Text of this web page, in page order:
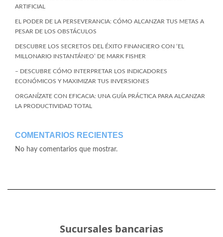
ARTIFICIAL
EL PODER DE LA PERSEVERANCIA: CÓMO ALCANZAR TUS METAS A
PESAR DE LOS OBSTÁCULOS
DESCUBRE LOS SECRETOS DEL ÉXITO FINANCIERO CON ‘EL
MILLONARIO INSTANTÁNEO’ DE MARK FISHER
– DESCUBRE CÓMO INTERPRETAR LOS INDICADORES
ECONÓMICOS Y MAXIMIZAR TUS INVERSIONES
ORGANÍZATE CON EFICACIA: UNA GUÍA PRÁCTICA PARA ALCANZAR
LA PRODUCTIVIDAD TOTAL
COMENTARIOS RECIENTES
No hay comentarios que mostrar.
Sucursales bancarias